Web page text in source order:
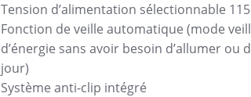
Tension d’alimentation sélectionnable 115
Fonction de veille automatique (mode
d’énergie sans avoir besoin d’allumer ou
jour)
Système anti-clip intégré